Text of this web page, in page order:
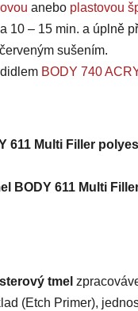
anebo plastovou
10 – 15 min. a úplně
sušením.
BODY 740
611 Multi Filler
BODY 611 Multi
tmel
(Etch Primer),